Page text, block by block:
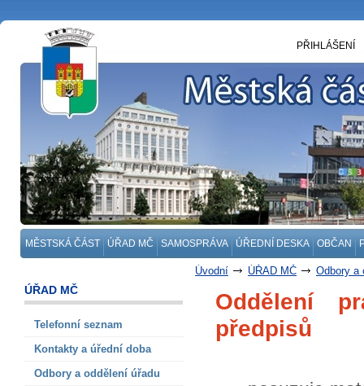
MĚSTSKÁ ČÁST ÚŘAD MČ SAMOSPRÁVA ÚŘEDNÍ DESKA OBČAN
PŘIHLÁŠENÍ
Úvodní ÚŘAD MČ
Odbory a
ÚŘAD MČ
Telefonní seznam
Kontakty a úřední doba
Odbory a oddělení úřadu
Oddělení
předpisů